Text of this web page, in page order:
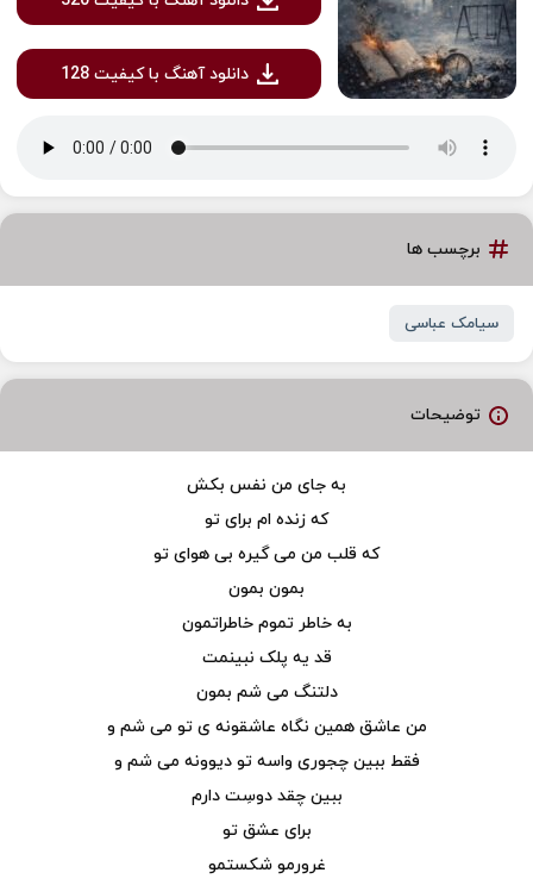
دانلود آهنگ با کیفیت 128
برچسب ها
سیامک عباسی
توضیحات
به جاى من نفس بکش
که زنده ام براى تو
که قلب من مى گیره بى هواى تو
بمون بمون
به خاطر تموم خاطراتمون
قد یه پلک نبینمت
دلتنگ مى شم بمون
من عاشق همین نگاه عاشقونه ى تو مى شم و
فقط ببین چجورى واسه تو دیوونه مى شم و
ببین چقد دوسِت دارم
براى عشق تو
غرورمو شکستمو